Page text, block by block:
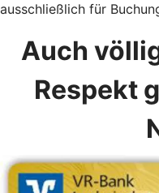
ausschließlich für
Auch
Respekt